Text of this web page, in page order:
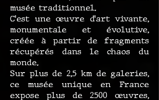
musée traditionnel.
C’est une œuvre d’art vivante,
monumentale et évolutive,
créée à partir de fragments
récupérés dans le chaos du
monde.
Sur plus de 2,5 km de galeries,
ce musée unique en France
expose plus de 2500 œuvres,